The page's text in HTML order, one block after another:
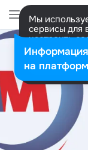
Мы
сервисы для
настроить
Разрешить
на